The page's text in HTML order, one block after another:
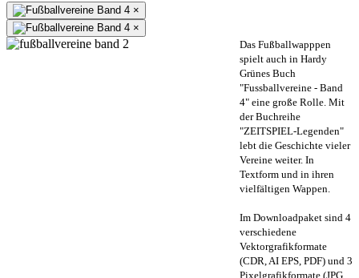
×
×
Das Fußballwapppen
spielt auch in Hardy
Grünes Buch
"Fussballvereine - Band
4" eine große Rolle. Mit
der Buchreihe
"ZEITSPIEL-Legenden"
lebt die Geschichte vieler
Vereine weiter. In
Textform und in ihren
vielfältigen Wappen.
Im Downloadpaket sind 4
verschiedene
Vektorgrafikformate
(CDR, AI EPS, PDF) und 3
Pixelgrafikformate (JPG,